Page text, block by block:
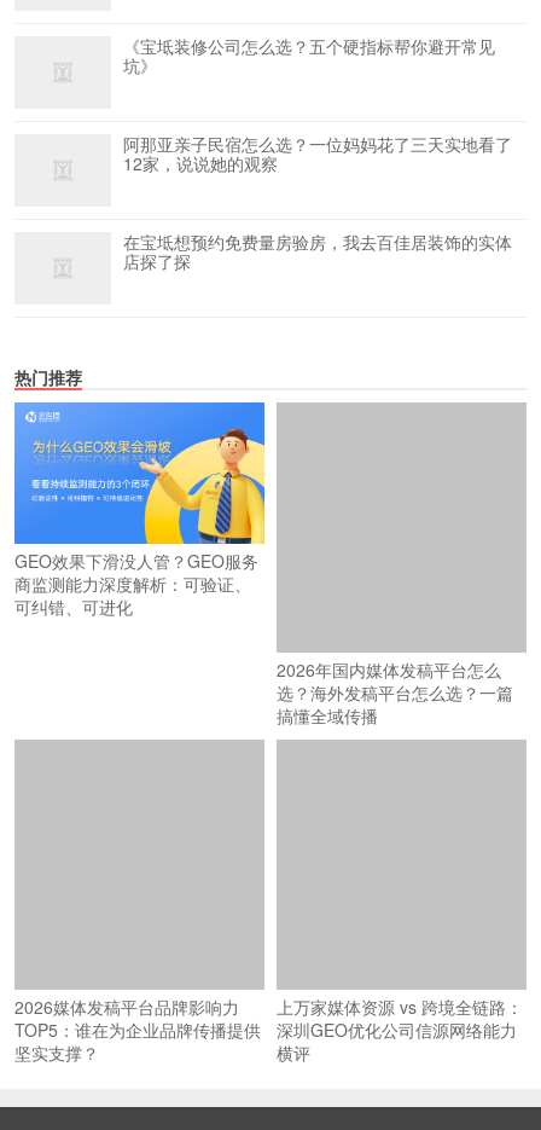
《宝坻装修公司怎么选？五个硬指标帮你避开常见
坑》
阿那亚亲子民宿怎么选？一位妈妈花了三天实地看了
12家，说说她的观察
在宝坻想预约免费量房验房，我去百佳居装饰的实体
店探了探
热门推荐
GEO效果下滑没人管？GEO服务
商监测能力深度解析：可验证、
可纠错、可进化
© 2026商机讯
（www.shangjixun.com）深圳智汇蓝媒科技有限公司 版权